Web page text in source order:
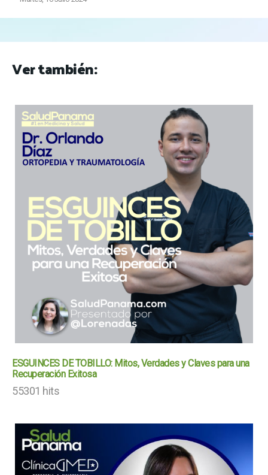
Ver también:
ESGUINCES DE TOBILLO: Mitos, Verdades y Claves para una
Recuperación Exitosa
55301 hits